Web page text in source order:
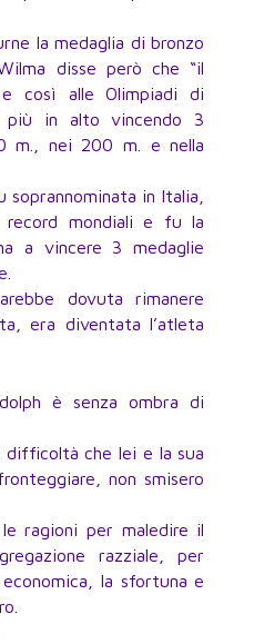
la medaglia di bronzo
disse però che “il
così alle Olimpiadi di
più in alto vincendo 3
m., nei 200 m. e nella
soprannominata in Italia,
mondiali e fu la
a vincere 3 medaglie
dovuta rimanere
era diventata l’atleta
è senza ombra di
difficoltà che lei e la sua
non smisero
ragioni per maledire il
razziale, per
la sfortuna e